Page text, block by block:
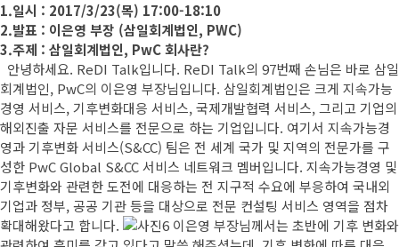
1.일시 : 2017/3/23(목) 17:00-18:10
2.발표 : 이은영 부장 (삼일회계법인, PWC)
3.주제 : 삼일회계법인, PwC 회사란?
안녕하세요. ReDI Talk입니다. ReDI Talk의 97번째 손님은 바로 삼일
회계법인, PwC의 이은영 부장님입니다. 삼일회계법인은 크게 지속가능
경영 서비스, 기후변화대응 서비스, 국제개발협력 서비스, 그리고 기업의
해외진출 자문 서비스를 전문으로 하는 기업입니다. 여기서 지속가능경
영과 기후변화 서비스(S&CC) 팀은 전 세계 국가 및 지역의 전문가를 구
성한 PwC Global S&CC 서비스 네트워크 멤버입니다. 지속가능경영 및
기후변화와 관련한 도전에 대응하는 전 지구적 수요에 부응하여 국내외
기업과 정부, 공공 기관 등을 대상으로 전문 컨설팅 서비스 영역을 점차
확대해왔다고 합니다.
이은영 부장님께서는 초반에 기후 변화와